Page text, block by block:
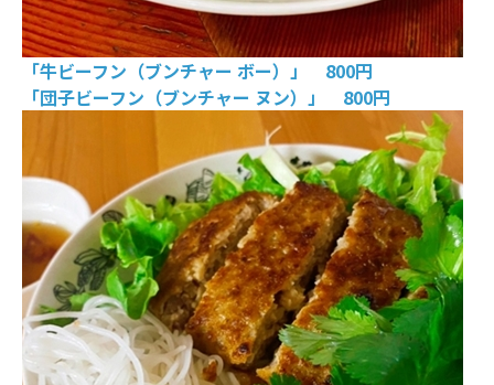
「牛ビーフン（ブンチャー ボー）」 800円
「団子ビーフン（ブンチャー ヌン）」 800円